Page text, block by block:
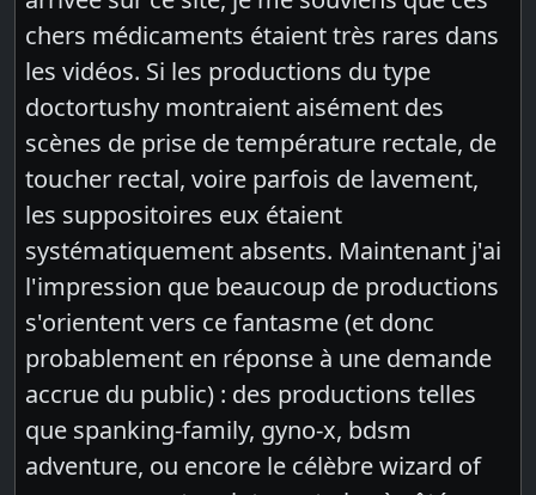
chers médicaments étaient très rares dans
les vidéos. Si les productions du type
doctortushy montraient aisément des
scènes de prise de température rectale, de
toucher rectal, voire parfois de lavement,
les suppositoires eux étaient
systématiquement absents. Maintenant j'ai
l'impression que beaucoup de productions
s'orientent vers ce fantasme (et donc
probablement en réponse à une demande
accrue du public) : des productions telles
que spanking-family, gyno-x, bdsm
adventure, ou encore le célèbre wizard of